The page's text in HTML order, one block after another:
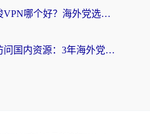
斧牛和极速穿梭VPN哪个好？海外党选回国加速器必看的真实对比与避坑指南
北美回国无缝访问国内资源：3年海外党亲测的加速器选择指南